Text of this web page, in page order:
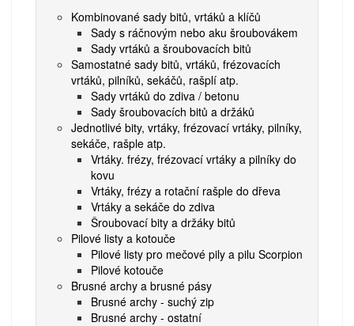
Kombinované sady bitů, vrtáků a klíčů
Sady s ráčnovým nebo aku šroubovákem
Sady vrtáků a šroubovacích bitů
Samostatné sady bitů, vrtáků, frézovacích
vrtáků, pilníků, sekáčů, rašplí atp.
Sady vrtáků do zdiva / betonu
Sady šroubovacích bitů a držáků
Jednotlivé bity, vrtáky, frézovací vrtáky, pilníky,
sekáče, rašple atp.
Vrtáky. frézy, frézovací vrtáky a pilníky do
kovu
Vrtáky, frézy a rotační rašple do dřeva
Vrtáky a sekáče do zdiva
Šroubovací bity a držáky bitů
Pilové listy a kotouče
Pilové listy pro mečové pily a pilu Scorpion
Pilové kotouče
Brusné archy a brusné pásy
Brusné archy - suchý zip
Brusné archy - ostatní